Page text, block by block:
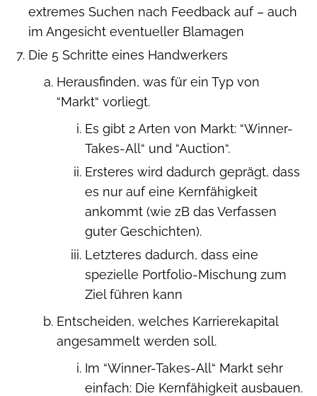
extremes Suchen nach Feedback auf – auch
im Angesicht eventueller Blamagen
Die 5 Schritte eines Handwerkers
Herausfinden, was für ein Typ von
“Markt“ vorliegt.
Es gibt 2 Arten von Markt: “Winner-
Takes-All“ und “Auction“.
Ersteres wird dadurch geprägt, dass
es nur auf eine Kernfähigkeit
ankommt (wie zB das Verfassen
guter Geschichten).
Letzteres dadurch, dass eine
spezielle Portfolio-Mischung zum
Ziel führen kann
Entscheiden, welches Karrierekapital
angesammelt werden soll.
Im “Winner-Takes-All“ Markt sehr
einfach: Die Kernfähigkeit ausbauen.